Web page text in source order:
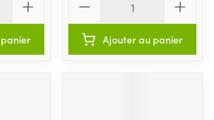
Ajouter au panier